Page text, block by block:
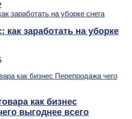
как заработать на уборке
как бизнес
выгоднее всего